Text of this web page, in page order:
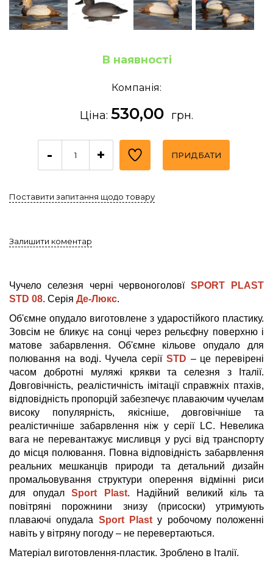
В наявності
Компанія:
Ціна: 530,00 грн.
- + ПРИДБАТИ
Поставити запитання щодо товару
Залишити коментар
Чучело селезня черні червоноголовїSPORT PLAST
STD 08. Серія Де-Люкс.
Об'ємне опудало виготовлене з ударостійкого пластику.
Зовсім не бликує на сонці через рельєфну поверхню і
матове забарвлення. Об'ємне кільове опудало для
полювання на воді. Чучела серії STD – це перевірені
часом добротні муляжі крякви та селезня з Італії.
Довговічність, реалістичність імітації справжніх птахів,
відповідність пропорцій забезпечує плаваючим чучелам
високу популярність, якісніше, довговічніше та
реалістичніше забарвлення ніж у серії LC. Невелика
вага не перевантажує мисливця у русі від транспорту
до місця полювання. Повна відповідність забарвлення
реальних мешканців природи та детальний дизайн
промальовування структури оперення відмінні риси
для опудалSport Plast. Надійний великий кіль та
повітряні порожнини знизу (присоски) утримують
плаваючі опудала Sport Plast у робочому положенні
навіть у вітряну погоду – не перевертаються.
Матеріал виготовлення-пластик. Зроблено в Італії.